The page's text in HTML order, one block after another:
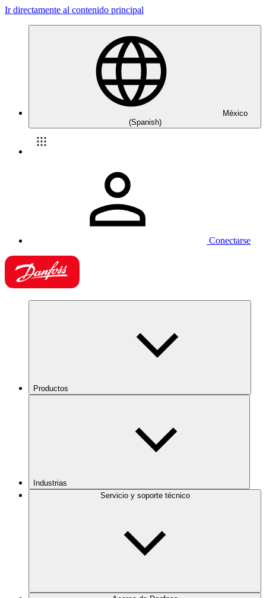
Ir directamente al contenido principal
México
(Spanish)
Conectarse
Productos
Industrias
Servicio y soporte técnico